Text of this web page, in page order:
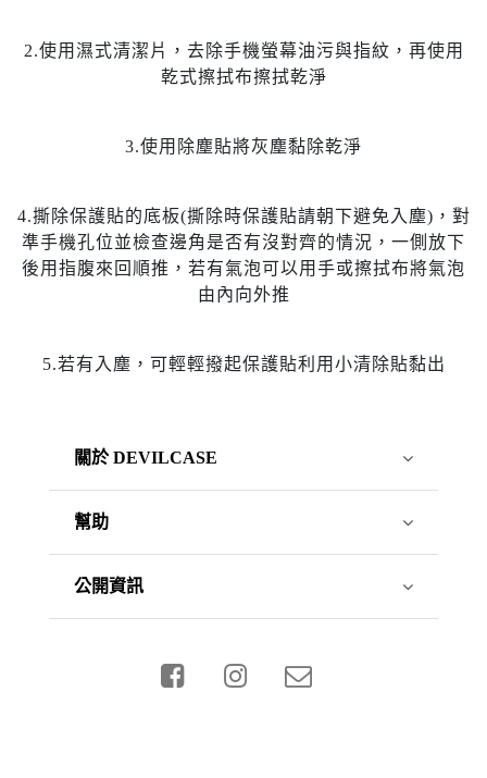
2.使用濕式清潔片，去除手機螢幕油污與指紋，再使用
乾式擦拭布擦拭乾淨
3.使用除塵貼將灰塵黏除乾淨
4.撕除保護貼的底板(撕除時保護貼請朝下避免入塵)，對
準手機孔位並檢查邊角是否有沒對齊的情況，一側放下
後用指腹來回順推，若有氣泡可以用手或擦拭布將氣泡
由內向外推
5.若有入塵，可輕輕撥起保護貼利用小清除貼黏出
關於 DEVILCASE
幫助
公開資訊